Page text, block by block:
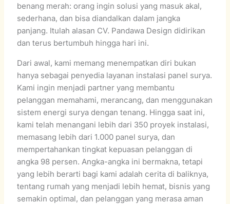
benang merah: orang ingin solusi yang masuk akal,
sederhana, dan bisa diandalkan dalam jangka
panjang. Itulah alasan CV. Pandawa Design didirikan
dan terus bertumbuh hingga hari ini.
Dari awal, kami memang menempatkan diri bukan
hanya sebagai penyedia layanan instalasi panel surya.
Kami ingin menjadi partner yang membantu
pelanggan memahami, merancang, dan menggunakan
sistem energi surya dengan tenang. Hingga saat ini,
kami telah menangani lebih dari 350 proyek instalasi,
memasang lebih dari 1.000 panel surya, dan
mempertahankan tingkat kepuasan pelanggan di
angka 98 persen. Angka-angka ini bermakna, tetapi
yang lebih berarti bagi kami adalah cerita di baliknya,
tentang rumah yang menjadi lebih hemat, bisnis yang
semakin optimal, dan pelanggan yang merasa aman